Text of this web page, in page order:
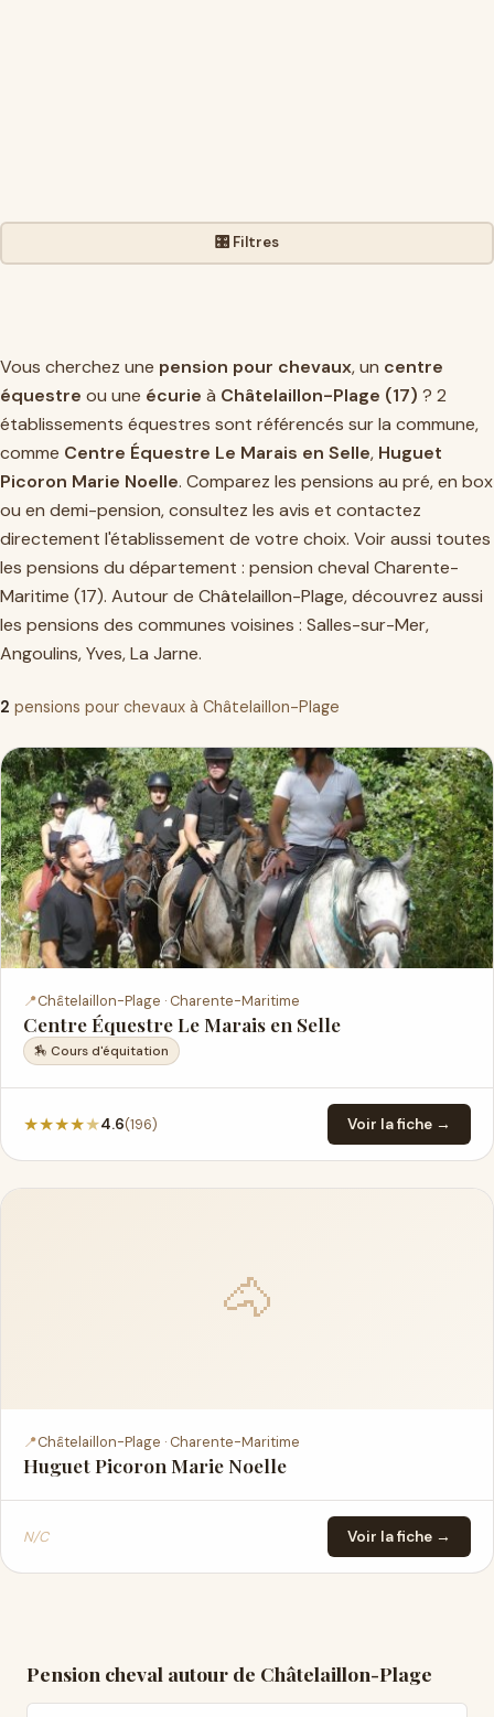
🎛️ Filtres
Vous cherchez une pension pour chevaux, un centre
équestre ou une écurie à Châtelaillon-Plage (17) ? 2
établissements équestres sont référencés sur la commune,
comme Centre Équestre Le Marais en Selle, Huguet
Picoron Marie Noelle. Comparez les pensions au pré, en box
ou en demi-pension, consultez les avis et contactez
directement l'établissement de votre choix. Voir aussi toutes
les pensions du département : pension cheval Charente-
Maritime (17). Autour de Châtelaillon-Plage, découvrez aussi
les pensions des communes voisines : Salles-sur-Mer,
Angoulins,Yves,La Jarne.
2 pensions pour chevaux à Châtelaillon-Plage
📍Châtelaillon-Plage · Charente-Maritime
Centre Équestre Le Marais en Selle
🏇 Cours d'équitation
★★★★★4.6(196) Voir la fiche →
🐴
📍Châtelaillon-Plage · Charente-Maritime
Huguet Picoron Marie Noelle
N/C Voir la fiche →
Pension cheval autour de Châtelaillon-Plage